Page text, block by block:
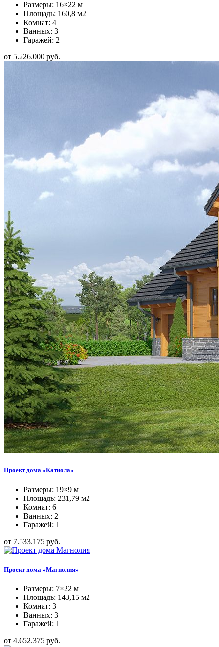
Размеры: 16×22 м
Площадь: 160,8 м2
Комнат: 4
Ванных: 3
Гаражей: 2
от 5.226.000 руб.
Проект дома «Катиола»
Размеры: 19×9 м
Площадь: 231,79 м2
Комнат: 6
Ванных: 2
Гаражей: 1
от 7.533.175 руб.
Проект дома «Магнолия»
Размеры: 7×22 м
Площадь: 143,15 м2
Комнат: 3
Ванных: 3
Гаражей: 1
от 4.652.375 руб.